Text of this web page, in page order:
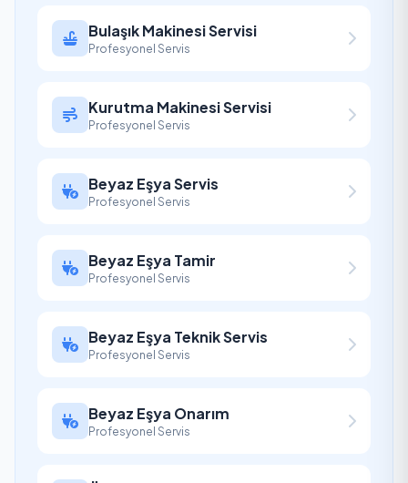
Bulaşık Makinesi Servisi
Profesyonel Servis
Kurutma Makinesi Servisi
Profesyonel Servis
Beyaz Eşya Servis
Profesyonel Servis
Beyaz Eşya Tamir
Profesyonel Servis
Beyaz Eşya Teknik Servis
Profesyonel Servis
Beyaz Eşya Onarım
Profesyonel Servis